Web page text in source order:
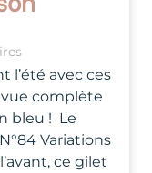
l’été avec ces
complète
bleu ! Le
Variations
ce gilet